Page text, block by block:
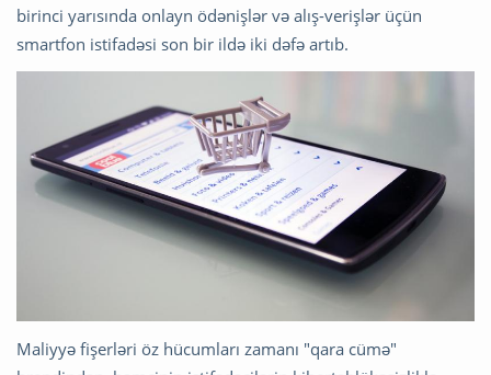
birinci yarısında onlayn ödənişlər və alış-verişlər üçün
smartfon istifadəsi son bir ildə iki dəfə artıb.
Maliyyə fişerləri öz hücumları zamanı "qara cümə"